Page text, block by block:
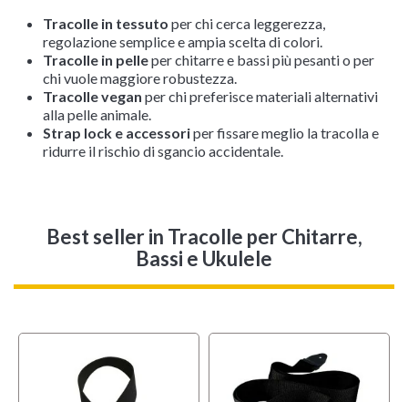
Tracolle in tessuto per chi cerca leggerezza,
regolazione semplice e ampia scelta di colori.
Tracolle in pelleper chitarre e bassi più pesanti o per
chi vuole maggiore robustezza.
Tracolle vegan per chi preferisce materiali alternativi
alla pelle animale.
Strap lock e accessoriper fissare meglio la tracolla e
ridurre il rischio di sgancio accidentale.
Best sellerin Tracolle per Chitarre,
Bassi e Ukulele